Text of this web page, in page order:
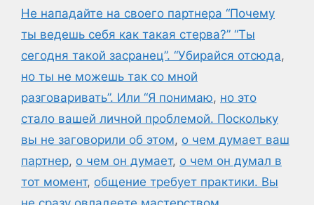
Не нападайте на своего партнера “Почему
ты ведешь себя как такая стерва?” “Ты
сегодня такой засранец”. “Убирайся отсюда,
но ты не можешь так со мной
разговаривать”. Или “Я понимаю, но это
стало вашей личной проблемой. Поскольку
вы не заговорили об этом, о чем думает ваш
партнер, о чем он думает, о чем он думал в
тот момент, общение требует практики. Вы